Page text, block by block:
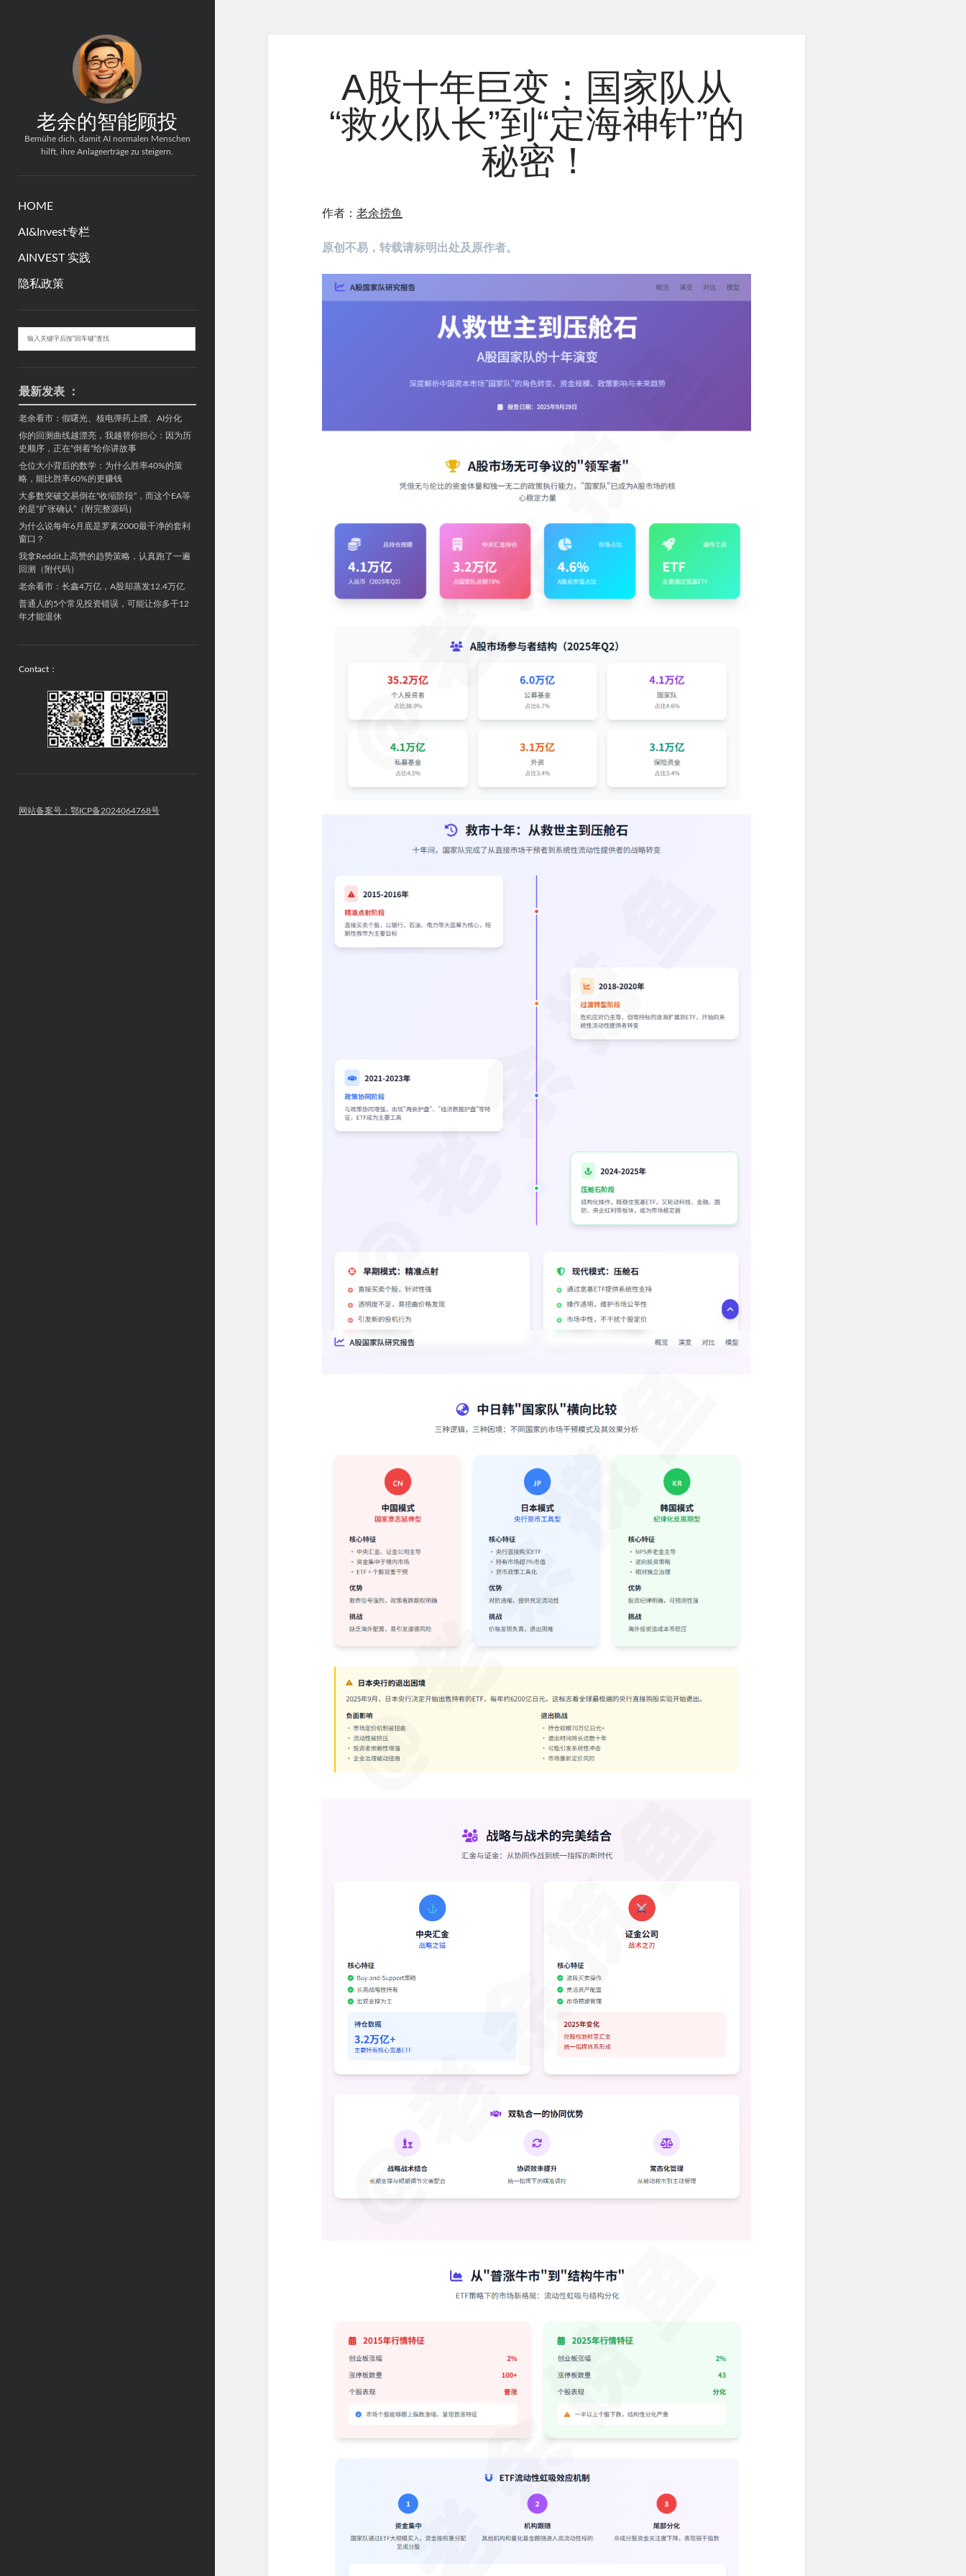
老余的智能顾投
Bemühe dich, damit AI normalen Menschen
hilft, ihre Anlageerträge zu steigern.
HOME
AI&Invest专栏
AINVEST 实践
隐私政策
Sidebar
最新发表 ：
老余看市：假曙光、核电弹药上膛、AI分化
你的回测曲线越漂亮，我越替你担心：因为历
史顺序，正在“倒着”给你讲故事
仓位大小背后的数学：为什么胜率40%的策
略，能比胜率60%的更赚钱
大多数突破交易倒在“收缩阶段”，而这个EA等
的是“扩张确认”（附完整源码）
为什么说每年6月底是罗素2000最干净的套利
窗口？
我拿Reddit上高赞的趋势策略，认真跑了一遍
回测（附代码）
老余看市：长鑫4万亿，A股却蒸发12.4万亿
普通人的5个常见投资错误，可能让你多干12
年才能退休
Contact：
网站备案号：鄂ICP备2024064768号
A股十年巨变：国家队从
“救火队长”到“定海神针”的
秘密！
作者：老余捞鱼
原创不易，转载请标明出处及原作者。